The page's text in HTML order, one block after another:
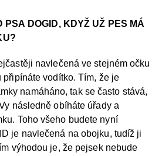
PSA DOGID, KDYŽ UŽ PES MÁ
navlečená ve stejném očku
vodítko. Tím, že je
namáháno, tak se často stává,
následně obíháte úřady a
Toho všeho budete nyní
je navlečená na obojku, tudíž ji
výhodou je, že pejsek nebude